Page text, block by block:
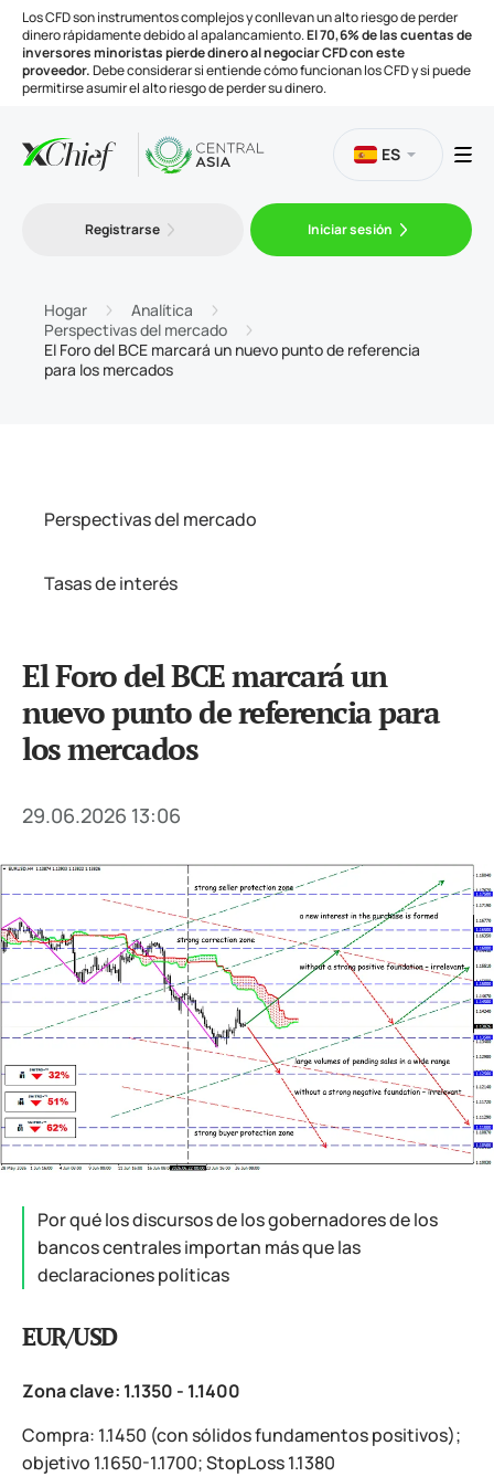
Los CFD son instrumentos complejos y conllevan un alto riesgo de perder
dinero rápidamente debido al apalancamiento.El 70,6% de las cuentas de
inversores minoristas pierde dinero al negociar CFD con este
proveedor.Debe considerar si entiende cómo funcionan los CFD y si puede
permitirse asumir el alto riesgo de perder su dinero.
Herramientas
ES
Registrarse Iniciar sesión
Hogar
Analítica
Perspectivas del mercado
El Foro del BCE marcará un nuevo punto de referencia
para los mercados
Perspectivas del mercado
Tasas de interés
El Foro del BCE marcará un
nuevo punto de referencia para
los mercados
29.06.2026 13:06
Por qué los discursos de los gobernadores de los
bancos centrales importan más que las
declaraciones políticas
EUR/USD
Zona clave: 1.1350 - 1.1400
Compra: 1.1450 (con sólidos fundamentos positivos);
objetivo 1.1650-1.1700; StopLoss 1.1380